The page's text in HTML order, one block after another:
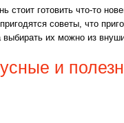
стоит готовить что-то
советы, что
их можно из
и